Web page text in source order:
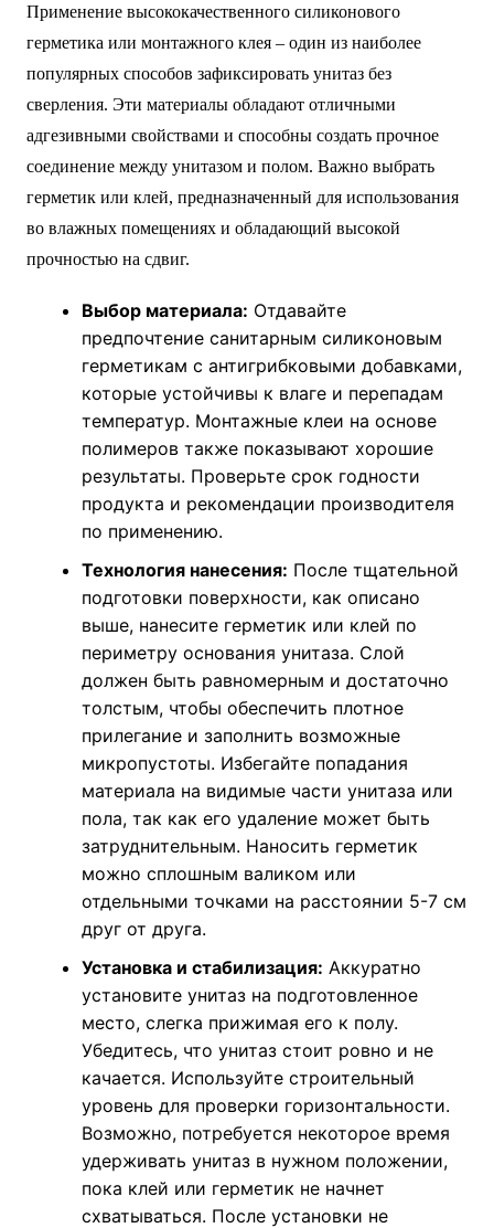
Применение высококачественного силиконового
герметика или монтажного клея – один из наиболее
популярных способов зафиксировать унитаз без
сверления. Эти материалы обладают отличными
адгезивными свойствами и способны создать прочное
соединение между унитазом и полом. Важно выбрать
герметик или клей, предназначенный для использования
во влажных помещениях и обладающий высокой
прочностью на сдвиг.
Выбор материала: Отдавайте
предпочтение санитарным силиконовым
герметикам с антигрибковыми добавками,
которые устойчивы к влаге и перепадам
температур. Монтажные клеи на основе
полимеров также показывают хорошие
результаты. Проверьте срок годности
продукта и рекомендации производителя
по применению.
Технология нанесения: После тщательной
подготовки поверхности, как описано
выше, нанесите герметик или клей по
периметру основания унитаза. Слой
должен быть равномерным и достаточно
толстым, чтобы обеспечить плотное
прилегание и заполнить возможные
микропустоты. Избегайте попадания
материала на видимые части унитаза или
пола, так как его удаление может быть
затруднительным. Наносить герметик
можно сплошным валиком или
отдельными точками на расстоянии 5-7 см
друг от друга.
Установка и стабилизация: Аккуратно
установите унитаз на подготовленное
место, слегка прижимая его к полу.
Убедитесь, что унитаз стоит ровно и не
качается. Используйте строительный
уровень для проверки горизонтальности.
Возможно, потребуется некоторое время
удерживать унитаз в нужном положении,
пока клей или герметик не начнет
схватываться. После установки не